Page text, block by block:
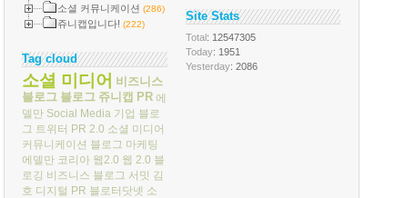
소셜 커뮤니케이션 (286)
쥬니캡입니다! (222)
Tag cloud
소셜 미디어 비즈니스
블로그 블로그 쥬니캡 PR 에
델만 Social Media 기업 블로
그 트위터 PR 2.0 소셜 미디어
커뮤니케이션 블로그 마케팅
에델만 코리아 웹2.0 웹 2.0 블
로깅 비즈니스 블로그 서밋 김
호 디지털 PR 블로터닷넷 소
Site Stats
Total: 12547305
Today: 1951
Yesterday: 2086